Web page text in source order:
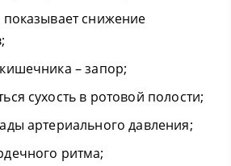
снижение
– запор;
сухость в ротовой полости;
артериального давления;
ритма;